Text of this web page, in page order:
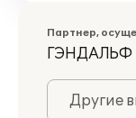
Партнер,
ГЭНДАЛЬФ
Другие